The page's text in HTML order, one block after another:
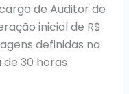
de Auditor de
inicial de R$
definidas na
de 30 horas